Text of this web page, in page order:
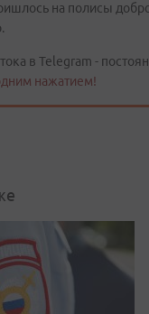
на полисы
в Telegram -
нажатием!